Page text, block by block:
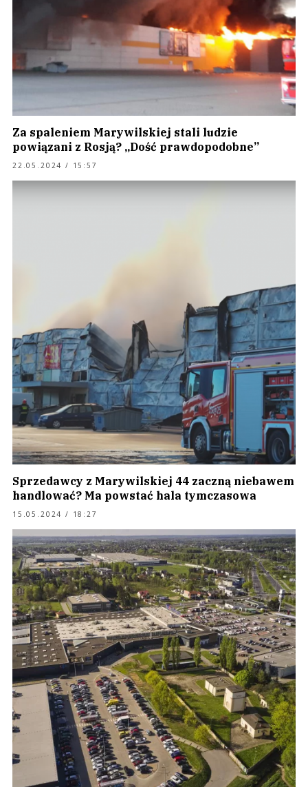
Za spaleniem Marywilskiej stali ludzie
powiązani z Rosją? „Dość prawdopodobne”
22.05.2024 / 15:57
Sprzedawcy z Marywilskiej 44 zaczną niebawem
handlować? Ma powstać hala tymczasowa
15.05.2024 / 18:27